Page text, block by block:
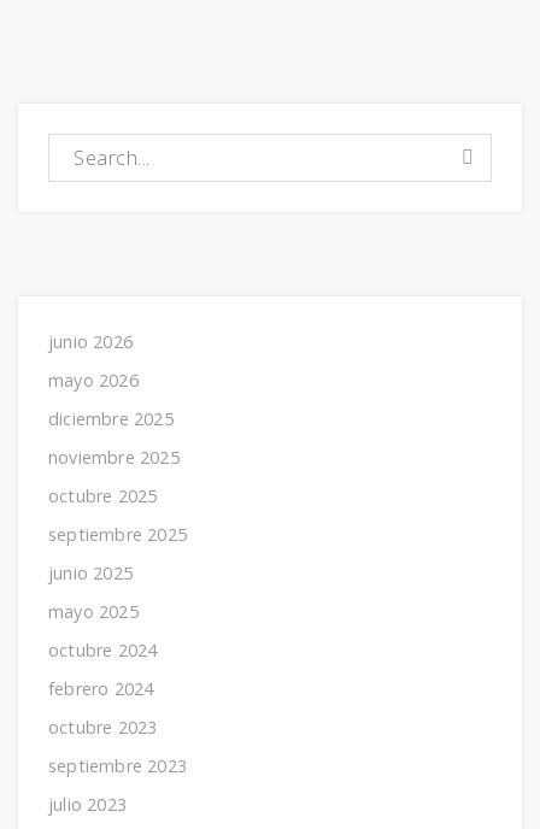
Buscar:
junio 2026
mayo 2026
diciembre 2025
noviembre 2025
octubre 2025
septiembre 2025
junio 2025
mayo 2025
octubre 2024
febrero 2024
octubre 2023
septiembre 2023
julio 2023